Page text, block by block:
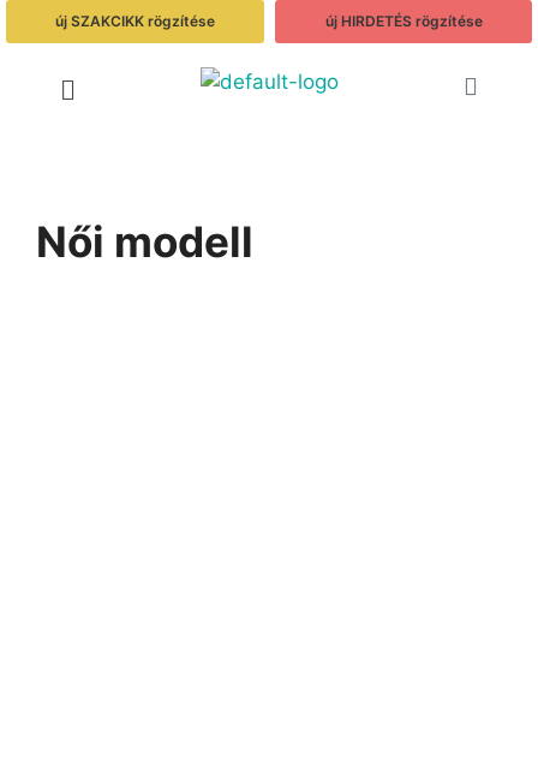
új SZAKCIKK rögzítése új HIRDETÉS rögzítése
Női modell